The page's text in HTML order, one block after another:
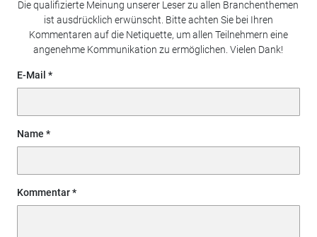
Die qualifizierte Meinung unserer Leser zu allen Branchenthemen
ist ausdrücklich erwünscht. Bitte achten Sie bei Ihren
Kommentaren auf die Netiquette, um allen Teilnehmern eine
angenehme Kommunikation zu ermöglichen. Vielen Dank!
E-Mail
Name
Kommentar